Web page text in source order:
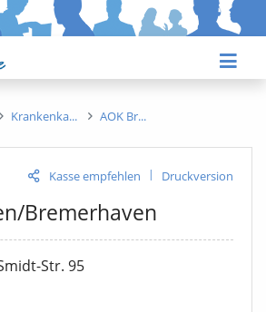
Krankenka AOK Br
Kasse empfehlen | Druckversion
Bremerhaven
Str. 95